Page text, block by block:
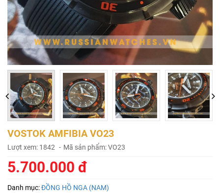
VOSTOK AMFIBIA VO23
Lượt xem: 1842 Mã sản phẩm: VO23
5.700.000 đ
Danh mục:ĐỒNG HỒ NGA (NAM)